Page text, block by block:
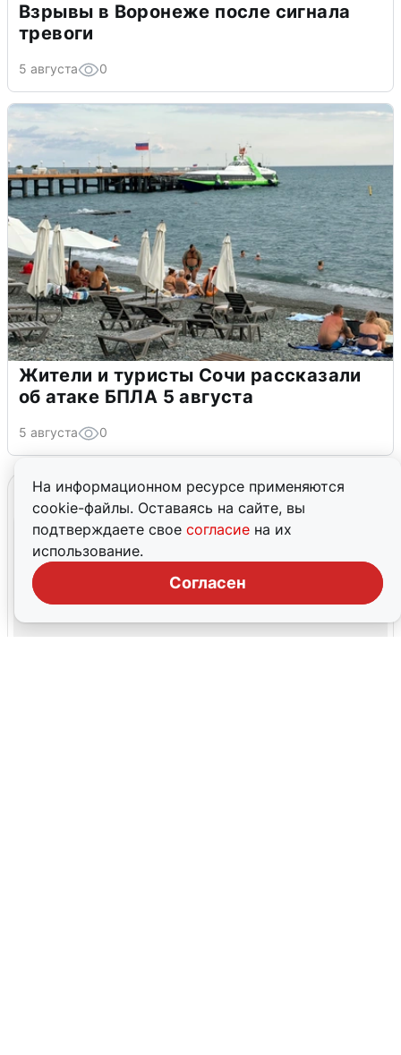
На информационном ресурсе применяются
cookie-файлы. Оставаясь на сайте, вы
подтверждаете свое согласие на их
использование.
Согласен
Взрывы в Воронеже после сигнала
тревоги
5 августа 0
Жители и туристы Сочи рассказали
об атаке БПЛА 5 августа
5 августа 0